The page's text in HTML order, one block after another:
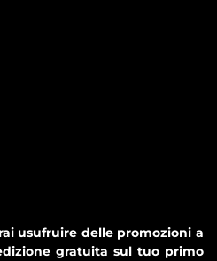
usufruire delle promozioni a
gratuita sul tuo primo